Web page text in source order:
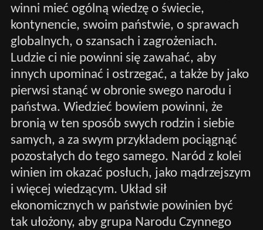
winni mieć ogólną wiedzę o świecie,
kontynencie, swoim państwie, o sprawach
globalnych, o szansach i zagrożeniach.
Ludzie ci nie powinni się zawahać, aby
innych upominać i ostrzegać, a także by jako
pierwsi stanąć w obronie swego narodu i
państwa. Wiedzieć bowiem powinni, że
bronią w ten sposób swych rodzin i siebie
samych, a za swym przykładem pociągnąć
pozostałych do tego samego. Naród z kolei
winien im okazać posłuch, jako mądrzejszym
i więcej wiedzącym. Układ sił
ekonomicznych w państwie powinien być
tak ułożony, aby grupa Narodu Czynnego